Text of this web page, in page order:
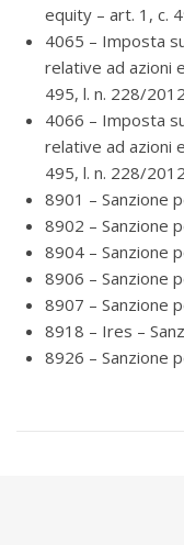
equity – art. 1, c.
4065 – Imposta
relative ad azioni
495, l. n. 228/
4066 – Imposta
relative ad azioni
495, l. n. 228/
8901 – Sanzione
8902 – Sanzione
8904 – Sanzione
8906 – Sanzione
8907 – Sanzione
8918 – Ires –
8926 – Sanzione